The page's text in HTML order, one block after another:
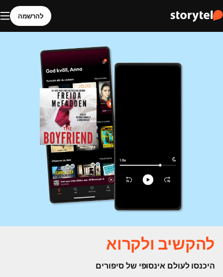
להרשמה
להקשיב ולקרוא
היכנסו לעולם אינסופי של סיפורים